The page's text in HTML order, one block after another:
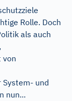
Rolle. Doch
als auch
von
und
nun...